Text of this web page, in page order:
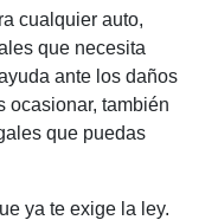
cualquier auto,
que necesita
ante los daños
ocasionar, también
que puedas
ya te exige la ley.